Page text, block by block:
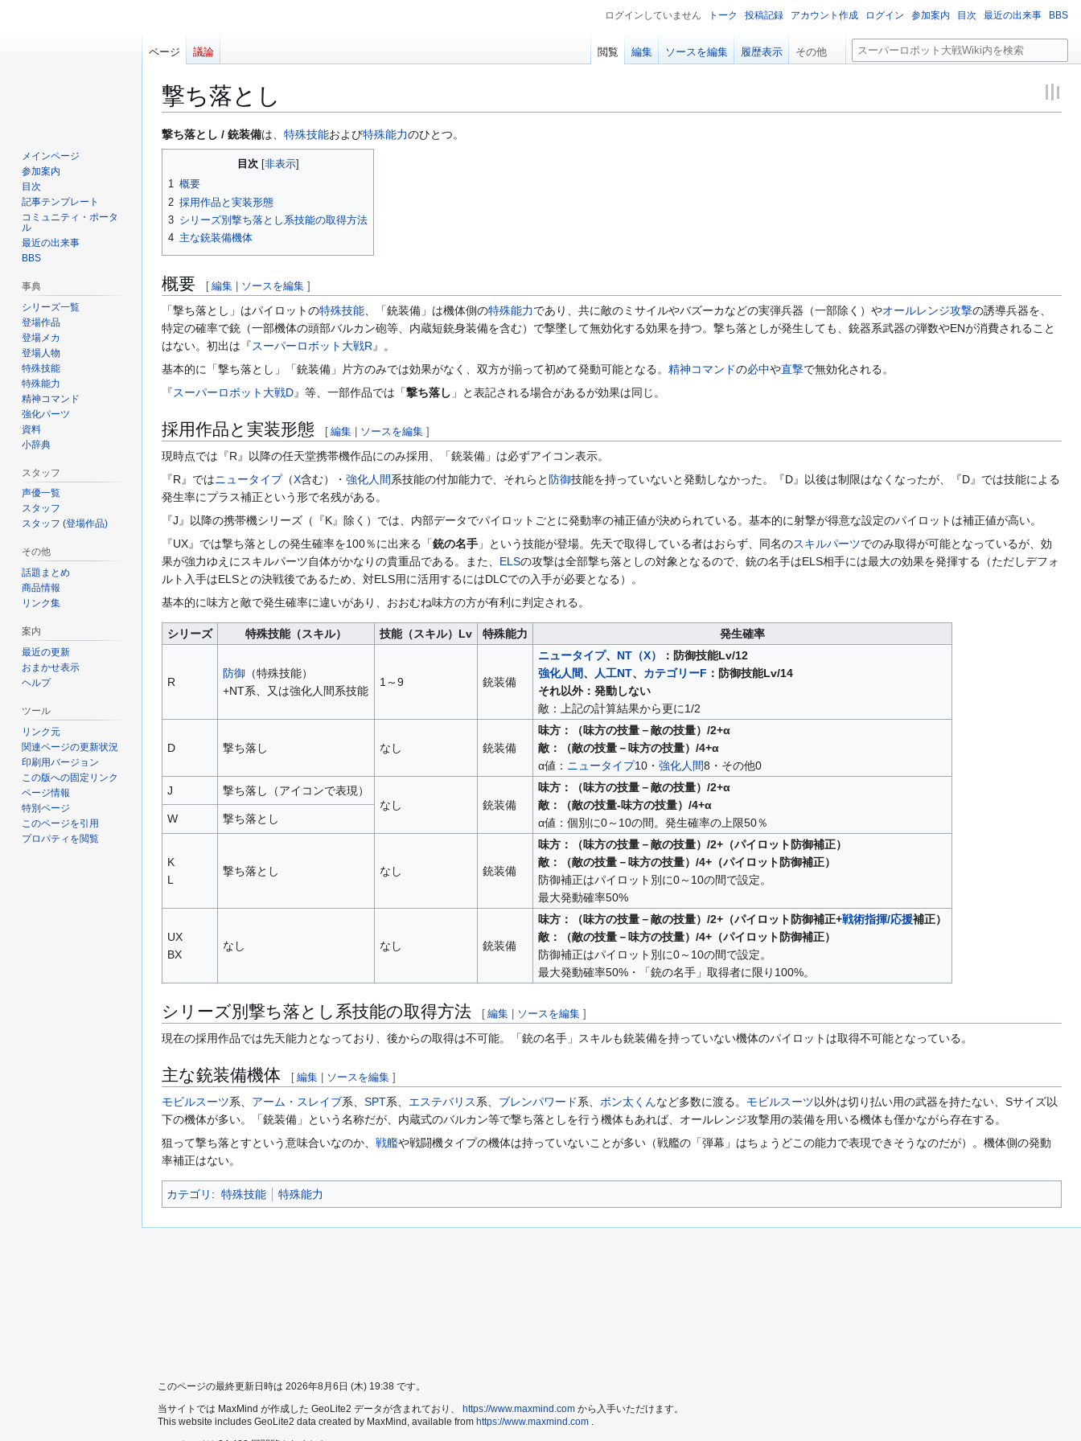
撃ち落とし
ナ
ビ
ー
シ
ョ
ン
に
移
動
検
索
移
動
撃ち落とし / 銃装備は、 特殊技能および特殊能力のひとつ。
目次
1 概要
2 採用作品と実装形態
3 シリーズ別撃ち落とし系技能の取得方法
4 主な銃装備機体
概要 [ 編集 ソースを編集 ]
「撃ち落とし」はパイロットの特殊技能、「銃装備」は機体側の特殊能力であり、共に敵のミサイルやバズーカなどの実弾兵器（一部除く）やオールレンジ攻撃の誘導兵器を、
特定の確率で銃（一部機体の頭部バルカン砲等、内蔵短銃身装備を含む）で撃墜して無効化する効果を持つ。撃ち落としが発生しても、銃器系武器の弾数やENが消費されること
はない。初出は『スーパーロボット大戦R』。
基本的に「撃ち落とし」「銃装備」片方のみでは効果がなく、双方が揃って初めて発動可能となる。 精神コマンドの必中や直撃で無効化される。
『スーパーロボット大戦D』等、一部作品では「撃ち落し 」と表記される場合があるが効果は同じ。
採用作品と実装形態 [ 編集 ソースを編集 ]
現時点では『R』以降の任天堂携帯機作品にのみ採用、「銃装備」は必ずアイコン表示。
『R』ではニュータイプ（X含む）・ 強化人間系技能の付加能力で、それらと 防御技能を持っていないと発動しなかった。『D』以後は制限はなくなったが、『D』では技能による
発生率にプラス補正という形で名残がある。
『J』以降の携帯機シリーズ（『K』除く）では、内部データでパイロットごとに発動率の補正値が決められている。基本的に射撃が得意な設定のパイロットは補正値が高い。
『UX』では撃ち落としの発生確率を100％に出来る「銃の名手 」という技能が登場。先天で取得している者はおらず、同名のスキルパーツでのみ取得が可能となっているが、効
果が強力ゆえにスキルパーツ自体がかなりの貴重品である。また、 ELSの攻撃は全部撃ち落としの対象となるので、銃の名手はELS相手には最大の効果を発揮する（ただしデフォ
ルト入手はELSとの決戦後であるため、対ELS用に活用するにはDLCでの入手が必要となる）。
基本的に味方と敵で発生確率に違いがあり、おおむね味方の方が有利に判定される。
シリーズ 特殊技能（スキル） 技能（スキル）Lv 特殊能力 発生確率
R
防御 （特殊技能）
+NT系、又は強化人間系技能
1～9 銃装備
ニュータイプ、 NT（X）
：防御技能Lv/12
強化人間、 人工NT、 カテゴリーF ：防御技能Lv/14
それ以外：発動しない
敵：上記の計算結果から更に1/2
D 撃ち落し なし 銃装備
味方：（味方の技量－敵の技量）/2+α
敵：（敵の技量－味方の技量）/4+α
α値： ニュータイプ10・ 強化人間8・その他0
J
撃ち落し（アイコンで表現）
なし
銃装備
味方：（味方の技量－敵の技量）/2+α
敵：（敵の技量-味方の技量）/4+α
α値：個別に0～10の間。発生確率の上限50％
W 撃ち落とし
K
L
撃ち落とし なし 銃装備
味方：（味方の技量－敵の技量）/2+（パイロット防御補正）
敵：（敵の技量－味方の技量）/4+（パイロット防御補正）
防御補正はパイロット別に0～10の間で設定。
最大発動確率50%
UX
BX
なし なし 銃装備
味方：（味方の技量－敵の技量）/2+（パイロット防御補正+戦術指揮/応援補正）
敵：（敵の技量－味方の技量）/4+（パイロット防御補正）
防御補正はパイロット別に0～10の間で設定。
最大発動確率50%・「銃の名手」取得者に限り100%。
シリーズ別撃ち落とし系技能の取得方法 [ 編集 ソースを編集 ]
現在の採用作品では先天能力となっており、後からの取得は不可能。「銃の名手」スキルも銃装備を持っていない機体のパイロットは取得不可能となっている。
主な銃装備機体 [ 編集 ソースを編集 ]
モビルスーツ系、 アーム・スレイブ系、 SPT系、 エステバリス系、 ブレンパワード系、 ボン太くんなど多数に渡る。 モビルスーツ以外は切り払い用の武器を持たない、Sサイズ以
下の機体が多い。「銃装備」という名称だが、内蔵式のバルカン等で撃ち落としを行う機体もあれば、オールレンジ攻撃用の装備を用いる機体も僅かながら存在する。
狙って撃ち落とすという意味合いなのか、 戦艦や戦闘機タイプの機体は持っていないことが多い（戦艦の「弾幕」はちょうどこの能力で表現できそうなのだが）。機体側の発動
率補正はない。
カテゴリ : 特殊技能 特殊能力
ログインしていません トーク 投稿記録 アカウント作成 ログイン 参加案内 目次 最近の出来事 BBS
ページ 議論 閲覧 編集 ソースを編集 履歴表示 その他
検
索
メインページ
参加案内
目次
記事テンプレート
コミュニティ・ポータ
ル
最近の出来事
BBS
事典
シリーズ一覧
登場作品
登場メカ
登場人物
特殊技能
特殊能力
精神コマンド
強化パーツ
資料
小辞典
スタッフ
声優一覧
スタッフ
スタッフ (登場作品)
その他
話題まとめ
商品情報
リンク集
案内
最近の更新
おまかせ表示
ヘルプ
ツール
リンク元
関連ページの更新状況
印刷用バージョン
この版への固定リンク
ページ情報
特別ページ
このページを引用
プロパティを閲覧
このページの最終更新日時は 2026年8月6日 (木) 19:38 です。
当サイトでは MaxMind が作成した GeoLite2 データが含まれており、
https://www.maxmind.com から入手いただけます。
This website includes GeoLite2 data created by MaxMind, available from https://www.maxmind.com .